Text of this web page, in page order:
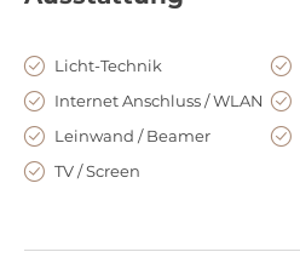
Licht-Technik
Internet Anschluss / WLAN
Leinwand / Beamer
TV / Screen